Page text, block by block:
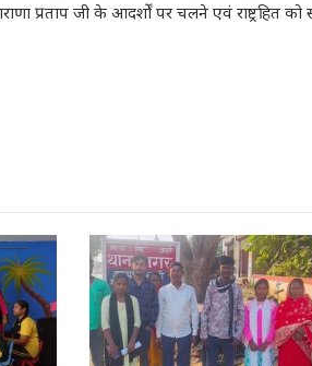
प्रताप जी के आदर्शों पर चलने एवं राष्ट्रहित को